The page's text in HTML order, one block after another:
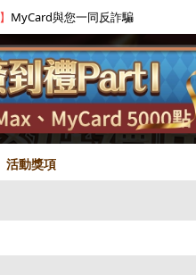
MyCard與您一同反詐騙
活動獎項